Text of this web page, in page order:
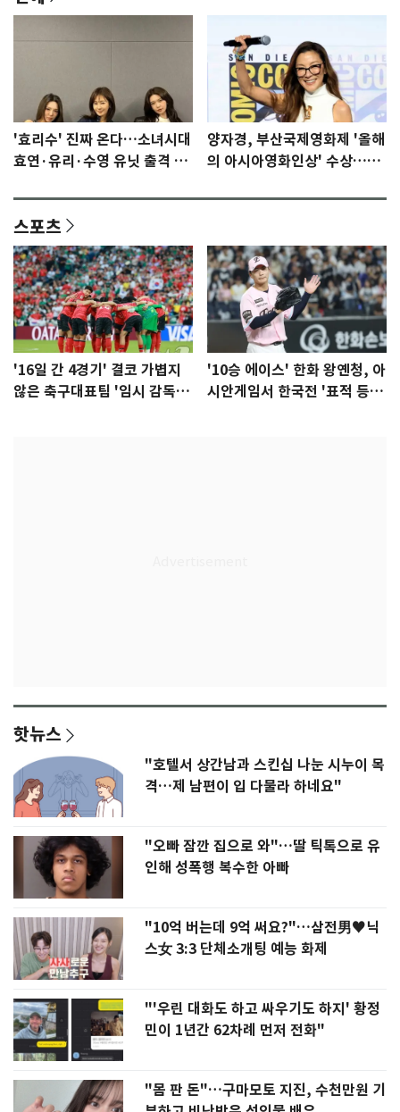
'효리수' 진짜 온다…소녀시대
효연·유리·수영 유닛 출격 [N
양자경, 부산국제영화제 '올해
의 아시아영화인상' 수상…15
스포츠
'16일 간 4경기' 결코 가볍지
않은 축구대표팀 '임시 감독'
'10승 에이스' 한화 왕옌청, 아
시안게임서 한국전 '표적 등
핫뉴스
"호텔서 상간남과 스킨십 나눈 시누이 목
격…제 남편이 입 다물라 하네요"
"오빠 잠깐 집으로 와"…딸 틱톡으로 유
인해 성폭행 복수한 아빠
"10억 버는데 9억 써요?"…삼전男♥닉
스女 3:3 단체소개팅 예능 화제
"'우린 대화도 하고 싸우기도 하지' 황정
민이 1년간 62차례 먼저 전화"
"몸 판 돈"…구마모토 지진, 수천만원 기